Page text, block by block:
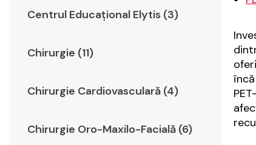
Centrul Educațional Elytis (3)
Chirurgie (11)
Chirurgie Cardiovasculară (4)
Chirurgie Oro-Maxilo-Facială (6)